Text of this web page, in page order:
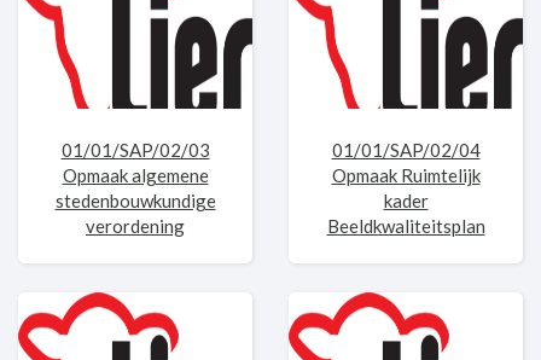
01/01/SAP/02/03
Opmaak algemene
stedenbouwkundige
verordening
01/01/SAP/02/04
Opmaak Ruimtelijk
kader
Beeldkwaliteitsplan